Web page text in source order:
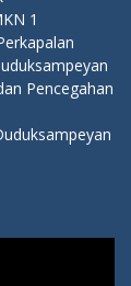
1
Pencegahan